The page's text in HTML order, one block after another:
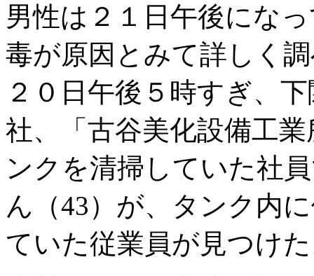
男性は２１日午後にな
毒が原因とみて詳しく
２０日午後５時すぎ、
社、「古谷美化設備工
ンクを清掃していた社
ん（43）が、タンク内
ていた従業員が見つけ